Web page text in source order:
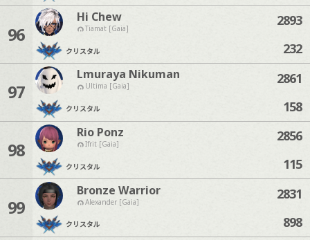
96
Hi Chew
Tiamat [Gaia]
クリスタル
2893
232
97
Lmuraya Nikuman
Ultima [Gaia]
クリスタル
2861
158
98
Rio Ponz
Ifrit [Gaia]
クリスタル
2856
115
99
Bronze Warrior
Alexander [Gaia]
クリスタル
2831
898